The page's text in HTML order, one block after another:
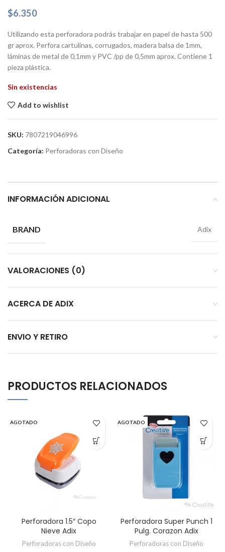
$6.350
Utilizando esta perforadora podrás trabajar en papel de hasta 500
gr aprox. Perfora cartulinas, corrugados, madera balsa de 1mm,
láminas de metal de 0,1mm y PVC /pp de 0,5mm aprox. Contiene 1
pieza plástica.
Sin existencias
Add to wishlist
SKU: 7807219046996
Categoría: Perforadoras con Diseño
INFORMACIÓN ADICIONAL
BRAND Adix
VALORACIONES (0)
ACERCA DE ADIX
ENVIO Y RETIRO
PRODUCTOS RELACIONADOS
AGOTADO
Perforadora 1.5″ Copo
Nieve Adix
Perforadoras con Diseño
AGOTADO
Perforadora Super Punch 1
Pulg. Corazon Adix
Perforadoras con Diseño